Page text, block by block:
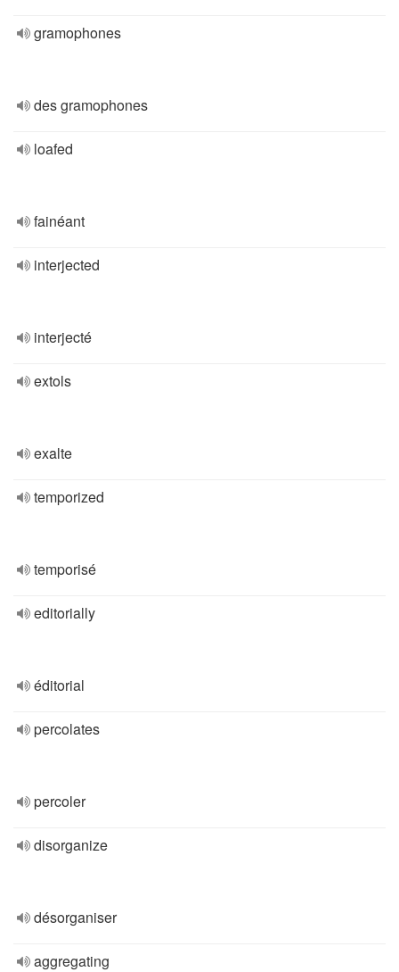
gramophones
des gramophones
loafed
fainéant
interjected
interjecté
extols
exalte
temporized
temporisé
editorially
éditorial
percolates
percoler
disorganize
désorganiser
aggregating